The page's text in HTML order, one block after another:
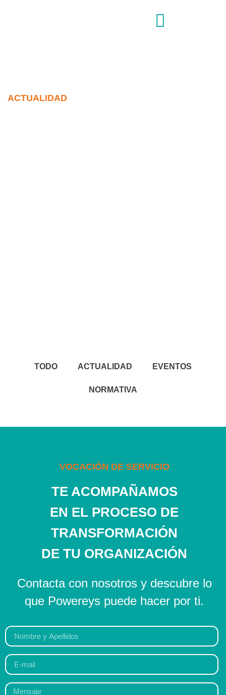
ACTUALIDAD
TODO ACTUALIDAD EVENTOS
NORMATIVA
VOCACIÓN DE SERVICIO
TE ACOMPAÑAMOS
EN EL PROCESO DE
TRANSFORMACIÓN
DE TU ORGANIZACIÓN
Contacta con nosotros y descubre lo
que Powereys puede hacer por ti.